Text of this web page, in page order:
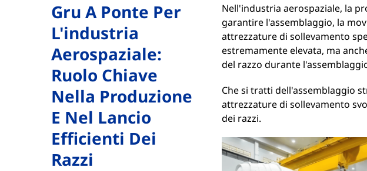
Gru A Ponte Per
L'industria
Aerospaziale:
Ruolo Chiave
Nella Produzione
E Nel Lancio
Efficienti Dei
Razzi
Nell'industria aerospaziale, la
garantire l'assemblaggio, la
attrezzature di sollevamento
estremamente elevata, ma
del razzo durante
Che si tratti dell'assemblaggio
attrezzature di sollevamento
dei razzi.